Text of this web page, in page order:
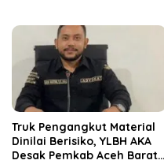
Truk Pengangkut Material
Dinilai Berisiko, YLBH AKA
Desak Pemkab Aceh Barat